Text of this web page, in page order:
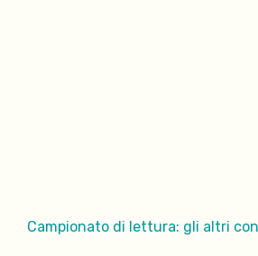
Campionato di lettura: gli altri